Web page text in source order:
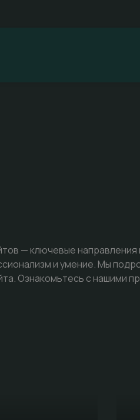
— ключевые
и умение. Мы
Ознакомьтесь с нашими